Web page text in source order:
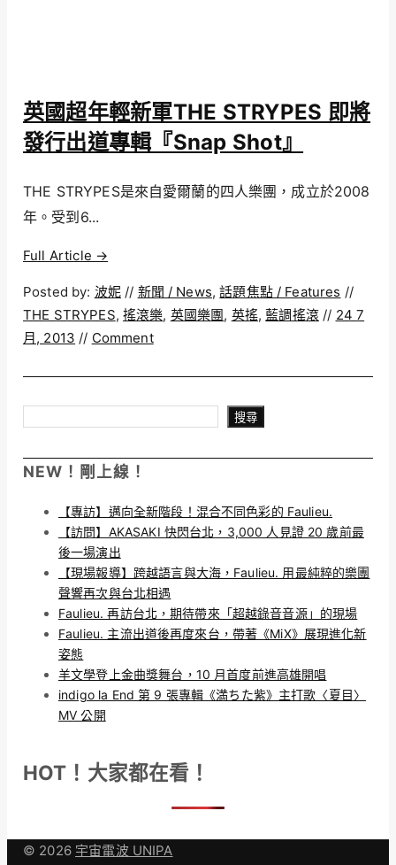
英國超年輕新軍THE STRYPES 即將
發行出道專輯『Snap Shot』
THE STRYPES是來自愛爾蘭的四人樂團，成立於2008
年。受到6...
Full Article →
Posted by: 波妮 // 新聞 / News,話題焦點 / Features //
THE STRYPES, 搖滾樂, 英國樂團, 英搖,藍調搖滾 // 24 7
月, 2013 // Comment
搜尋
NEW！剛上線！
【專訪】邁向全新階段！混合不同色彩的 Faulieu.
【訪問】AKASAKI 快閃台北，3,000 人見證 20 歲前最
後一場演出
【現場報導】跨越語言與大海，Faulieu. 用最純粹的樂團
聲響再次與台北相遇
Faulieu. 再訪台北，期待帶來「超越錄音音源」的現場
Faulieu. 主流出道後再度來台，帶著《MiX》展現進化新
姿態
羊文學登上金曲獎舞台，10 月首度前進高雄開唱
indigo la End 第 9 張專輯《満ちた紫》主打歌〈夏目〉
MV 公開
HOT！大家都在看！
© 2026 宇宙電波 UNIPA